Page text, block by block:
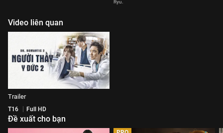
Ryu.
Video liên quan
Trailer
T16 Full HD
Đề xuất cho bạn